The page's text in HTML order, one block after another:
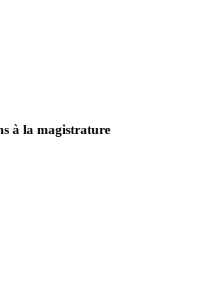
à la magistrature